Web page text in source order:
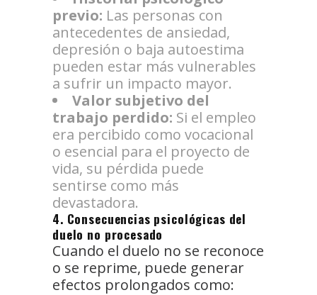
previo: Las personas con
antecedentes de ansiedad,
depresión o baja autoestima
pueden estar más vulnerables
a sufrir un impacto mayor.
Valor subjetivo del
trabajo perdido: Si el empleo
era percibido como vocacional
o esencial para el proyecto de
vida, su pérdida puede
sentirse como más
devastadora.
4. Consecuencias psicológicas del
duelo no procesado
Cuando el duelo no se reconoce
o se reprime, puede generar
efectos prolongados como: